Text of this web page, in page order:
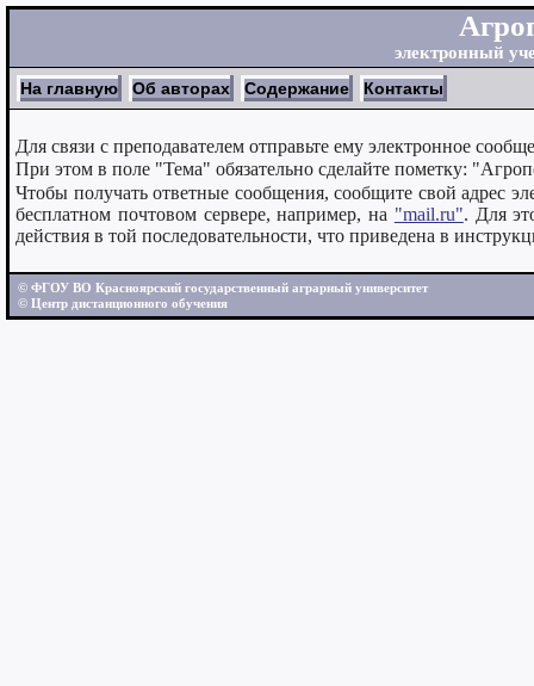
электронный
На главную
Об авторах Содержание Контакты
Для связи с преподавателем отправьте ему электронное
При этом в поле "Тема" обязательно сделайте пометку:
Чтобы получать ответные сообщения, сообщите свой адрес
бесплатном почтовом сервере, например, на "mail.ru". Для
действия в той последовательности, что приведена в
© ФГОУ ВО Красноярский государственный аграрный университет
© Центр дистанционного обучения